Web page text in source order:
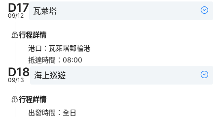
D17
09/12 瓦萊塔
行程詳情
港口 ： 瓦萊塔郵輪港
抵達時間 ： 08:00
D18
09/13 海上巡遊
行程詳情
出發時間 ： 全日